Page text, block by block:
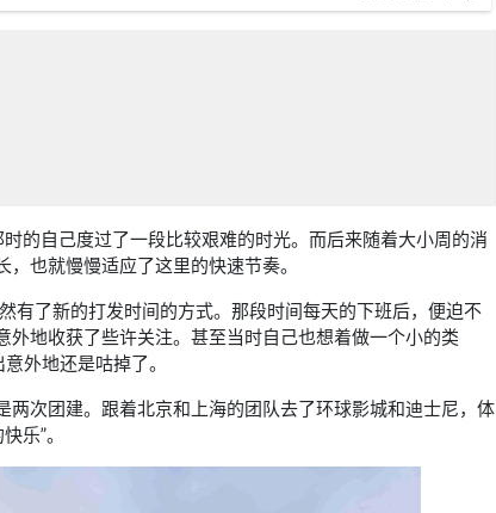
视频:hisa镜
为它销声匿迹在
茫茫人海而复又掀起波澜
为谁而为
我只是为了自己而为
并非多么高尚的想法
却如释重负
失落闪烁你的眼中
将无关之人刺痛
冷漠排练了百遍
惊飞伶仃蝴蝶
的自己度过了一段比较艰难的时光。而后来随着大小周的消
也就慢慢适应了这里的快速节奏。
有了新的打发时间的方式。那段时间每天的下班后，便迫不
外地收获了些许关注。甚至当时自己也想着做一个小的类
外地还是咕掉了。
两次团建。跟着北京和上海的团队去了环球影城和迪士尼，体
乐”。